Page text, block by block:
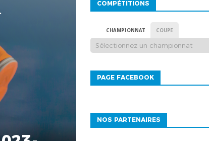
COMPÉTITIONS
CHAMPIONNAT COUPE
PAGE FACEBOOK
NOS PARTENAIRES